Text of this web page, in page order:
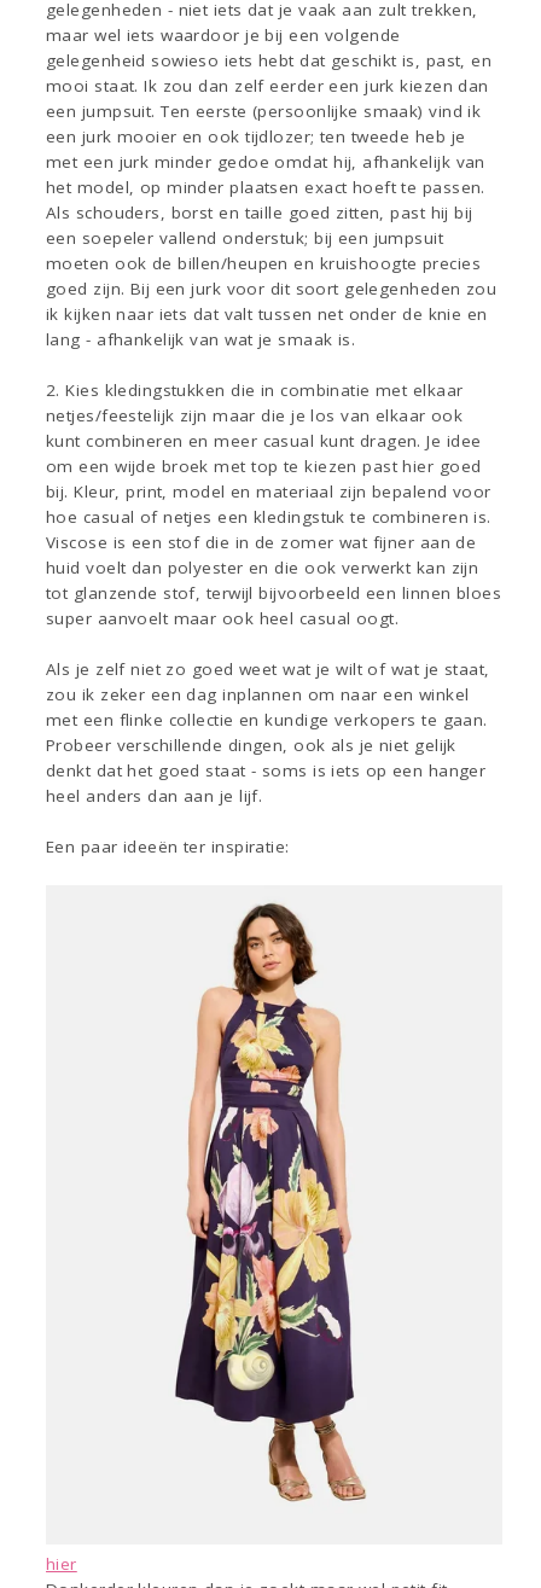
gelegenheden - niet iets dat je vaak aan zult trekken,
maar wel iets waardoor je bij een volgende
gelegenheid sowieso iets hebt dat geschikt is, past, en
mooi staat. Ik zou dan zelf eerder een jurk kiezen dan
een jumpsuit. Ten eerste (persoonlijke smaak) vind ik
een jurk mooier en ook tijdlozer; ten tweede heb je
met een jurk minder gedoe omdat hij, afhankelijk van
het model, op minder plaatsen exact hoeft te passen.
Als schouders, borst en taille goed zitten, past hij bij
een soepeler vallend onderstuk; bij een jumpsuit
moeten ook de billen/heupen en kruishoogte precies
goed zijn. Bij een jurk voor dit soort gelegenheden zou
ik kijken naar iets dat valt tussen net onder de knie en
lang - afhankelijk van wat je smaak is.
2. Kies kledingstukken die in combinatie met elkaar
netjes/feestelijk zijn maar die je los van elkaar ook
kunt combineren en meer casual kunt dragen. Je idee
om een wijde broek met top te kiezen past hier goed
bij. Kleur, print, model en materiaal zijn bepalend voor
hoe casual of netjes een kledingstuk te combineren is.
Viscose is een stof die in de zomer wat fijner aan de
huid voelt dan polyester en die ook verwerkt kan zijn
tot glanzende stof, terwijl bijvoorbeeld een linnen bloes
super aanvoelt maar ook heel casual oogt.
Als je zelf niet zo goed weet wat je wilt of wat je staat,
zou ik zeker een dag inplannen om naar een winkel
met een flinke collectie en kundige verkopers te gaan.
Probeer verschillende dingen, ook als je niet gelijk
denkt dat het goed staat - soms is iets op een hanger
heel anders dan aan je lijf.
Een paar ideeën ter inspiratie:
hier